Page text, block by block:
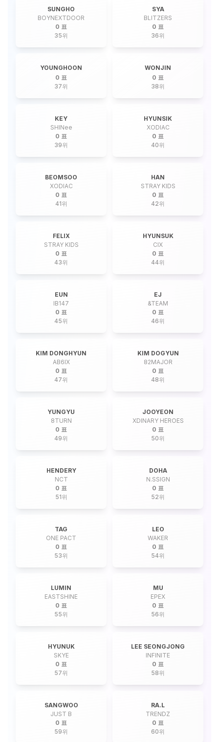
SUNGHO
BOYNEXTDOOR
0 표
35위
SYA
BLITZERS
0 표
36위
YOUNGHOON
0 표
37위
WONJIN
0 표
38위
KEY
SHINee
0 표
39위
HYUNSIK
XODIAC
0 표
40위
BEOMSOO
XODIAC
0 표
41위
HAN
STRAY KIDS
0 표
42위
FELIX
STRAY KIDS
0 표
43위
HYUNSUK
CIX
0 표
44위
EUN
IB147
0 표
45위
EJ
&TEAM
0 표
46위
KIM DONGHYUN
AB6IX
0 표
47위
KIM DOGYUN
82MAJOR
0 표
48위
YUNGYU
8TURN
0 표
49위
JOOYEON
XDINARY HEROES
0 표
50위
HENDERY
NCT
0 표
51위
DOHA
N.SSIGN
0 표
52위
TAG
ONE PACT
0 표
53위
LEO
WAKER
0 표
54위
LUMIN
EASTSHINE
0 표
55위
MU
EPEX
0 표
56위
HYUNUK
SKYE
0 표
57위
LEE SEONGJONG
INFINITE
0 표
58위
SANGWOO
JUST B
0 표
59위
RA.L
TRENDZ
0 표
60위